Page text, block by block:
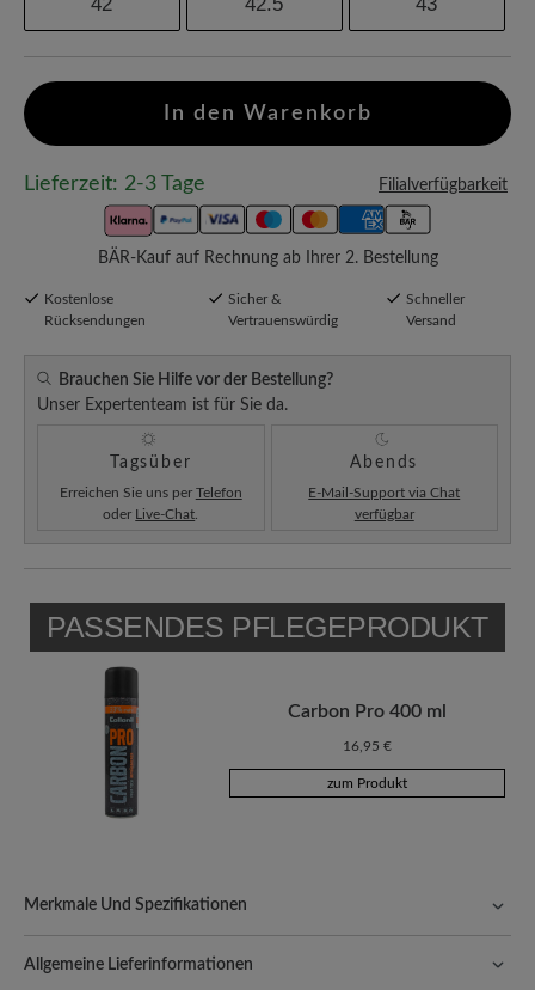
In den Warenkorb
Lieferzeit: 2-3 Tage Filialverfügbarkeit
BÄR-Kauf auf Rechnung ab Ihrer 2. Bestellung
Kostenlose
Rücksendungen
Sicher &
Vertrauenswürdig
Schneller
Versand
Brauchen Sie Hilfe vor der Bestellung?
Unser Expertenteam ist für Sie da.
Tagsüber
Erreichen Sie uns per Telefon
oder Live-Chat
Abends
E-Mail-Support via Chat
verfügbar
PASSENDES PFLEGEPRODUKT
Carbon Pro 400 ml
16,95 €
zum Produkt
Merkmale Und Spezifikationen
Natürlich geformte Schuhe, handgefertigt hergestellt.
Allgemeine Lieferinformationen